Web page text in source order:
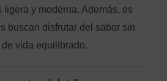
y moderna. Además, es
buscan disfrutar del sabor sin
vida equilibrado.